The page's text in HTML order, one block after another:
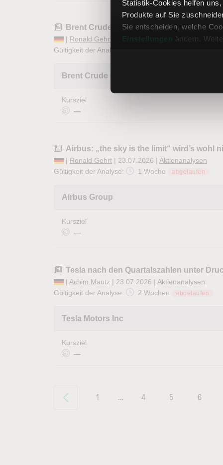
Statistik-Cookies helfen
Produkte auf Sie
Sie entscheiden, welche
Einstellungen
ändern.
Brent Crude Oil: Jetzt könnte es wieder
| Ronald Gehrt | 23.07.2026 |
Futures Analysen
Gültigkeit der Analyse:
Brent Crude Oil Future
Kursziel
—
Airbus: „the sky is the limit“ wird’s wohl
| Ronald Gehrt | 23.07.2026 | Aktienanalysen
Gültigkeit der Analyse:
1 Woche abgelaufen
Airbus Group
Kursziel
—
Tesla nach den Quartalszahlen unter
| Achim Mautz | 23.07.2026 | Aktienanalysen
Gültigkeit der Analyse:
2 Wochen abgelaufen
Tesla Motors Inc
Kursziel
—
1 … 4 5 6